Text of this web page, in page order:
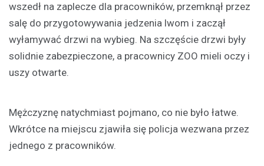
wszedł na zaplecze dla pracowników, przemknął przez
salę do przygotowywania jedzenia lwom i zaczął
wyłamywać drzwi na wybieg. Na szczęście drzwi były
solidnie zabezpieczone, a pracownicy ZOO mieli oczy i
uszy otwarte.
Mężczyznę natychmiast pojmano, co nie było łatwe.
Wkrótce na miejscu zjawiła się policja wezwana przez
jednego z pracowników.